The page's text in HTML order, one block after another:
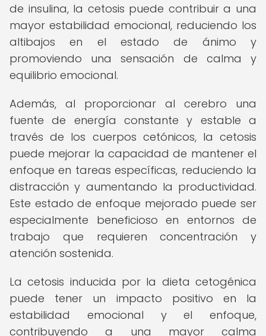
de insulina, la cetosis puede contribuir a una
mayor estabilidad emocional, reduciendo los
altibajos en el estado de ánimo y
promoviendo una sensación de calma y
equilibrio emocional.
Además, al proporcionar al cerebro una
fuente de energía constante y estable a
través de los cuerpos cetónicos, la cetosis
puede mejorar la capacidad de mantener el
enfoque en tareas específicas, reduciendo la
distracción y aumentando la productividad.
Este estado de enfoque mejorado puede ser
especialmente beneficioso en entornos de
trabajo que requieren concentración y
atención sostenida.
La cetosis inducida por la dieta cetogénica
puede tener un impacto positivo en la
estabilidad emocional y el enfoque,
contribuyendo a una mayor calma